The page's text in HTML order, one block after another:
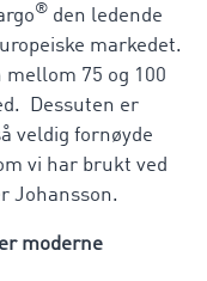
® den ledende
markedet.
75 og 100
Dessuten er
veldig fornøyde
vi har brukt ved
Johansson.
moderne